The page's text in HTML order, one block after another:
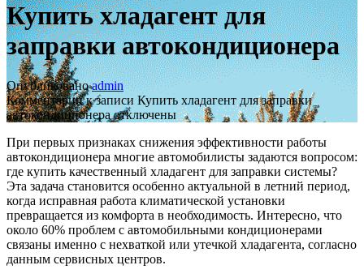
Купить хладагент для
заправки автокондиционера
Опубликовано admin
Комментариик записи Купить хладагент для заправки
автокондиционераотключены
При первых признаках снижения эффективности работы
автокондиционера многие автомобилисты задаются вопросом:
где купить качественный хладагент для заправки системы?
Эта задача становится особенно актуальной в летний период,
когда исправная работа климатической установки
превращается из комфорта в необходимость. Интересно, что
около 60% проблем с автомобильными кондиционерами
связаны именно с нехваткой или утечкой хладагента, согласно
данным сервисных центров.